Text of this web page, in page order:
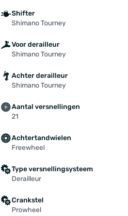
Shifter
Shimano Tourney
Voor derailleur
Shimano Tourney
Achter derailleur
Shimano Tourney
Aantal versnellingen
21
Achtertandwielen
Freewheel
Type versnellingsysteem
Derailleur
Crankstel
Prowheel